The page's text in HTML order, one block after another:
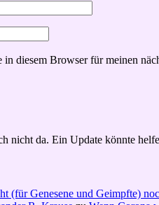
diesem Browser für meinen
nicht da. Ein Update könnte
(für Genesene und Geimpfte)